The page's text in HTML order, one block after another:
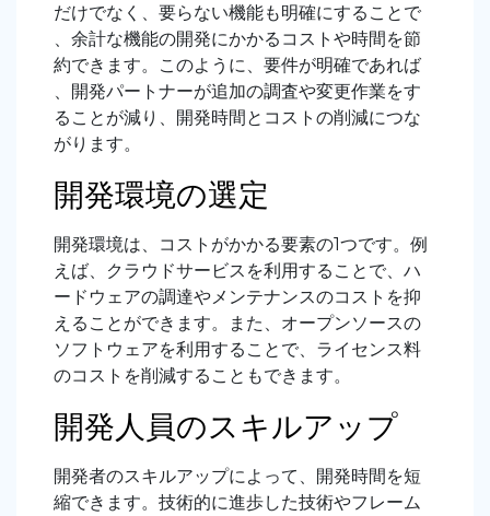
だけでなく、要らない機能も明確にすることで
、余計な機能の開発にかかるコストや時間を節
約できます。このように、要件が明確であれば
、開発パートナーが追加の調査や変更作業をす
ることが減り、開発時間とコストの削減につな
がります。
開発環境の選定
開発環境は、コストがかかる要素の1つです。例
えば、クラウドサービスを利用することで、ハ
ードウェアの調達やメンテナンスのコストを抑
えることができます。また、オープンソースの
ソフトウェアを利用することで、ライセンス料
のコストを削減することもできます。
開発人員のスキルアップ
開発者のスキルアップによって、開発時間を短
縮できます。技術的に進歩した技術やフレーム